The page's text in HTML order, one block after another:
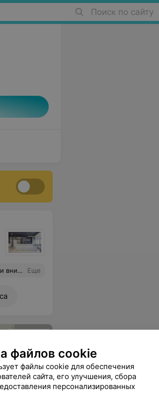
Поиск по сайту
результат! Еще
файлов cookie
файлы cookie для обеспечения
сайта, его улучшения, сбора
персонализированных